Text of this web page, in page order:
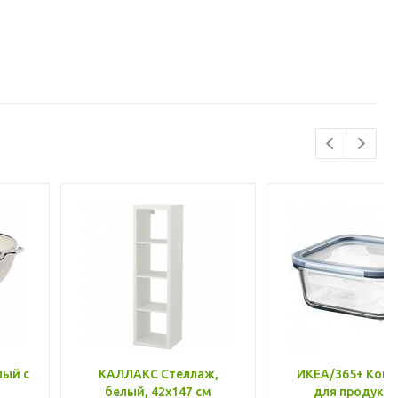
с
КАЛЛАКС Стеллаж,
белый, 42x147 см
ИКЕА/365+
для